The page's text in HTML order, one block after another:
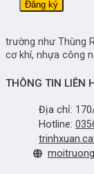
trường như Thùng
cơ khí, nhựa công
THÔNG TIN LIÊN
Địa chỉ:
Hotline: